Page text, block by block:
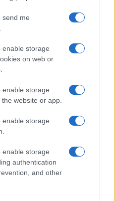
send me
enable storage
on web or
enable storage
website or app.
enable storage
enable storage
authentication
and other
Threads
P. IVA 07010600968 - sede legale:
Marittimo (LI). Tutti i diritti